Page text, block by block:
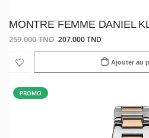
MONTRE FEMME DANIEL
259.000 TND 207.000 TND
Ajouter au
PROMO